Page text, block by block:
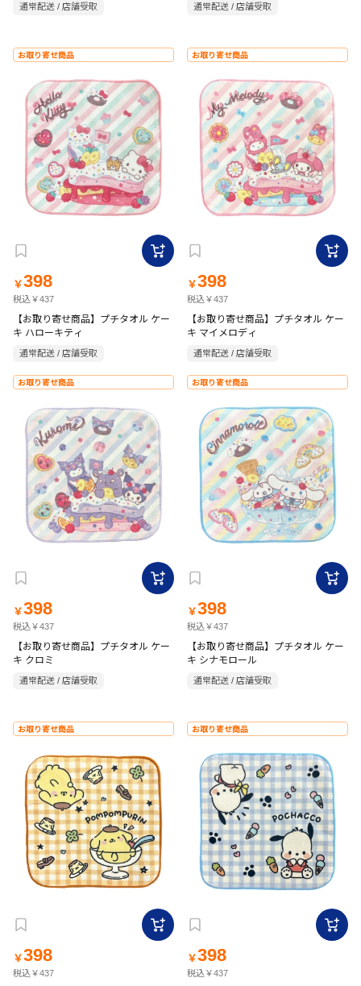
通常配送 / 店舗受取 通常配送 / 店舗受取
お取り寄せ商品
￥398
税込￥437
【お取り寄せ商品】プチタオル ケー
キ ハローキティ
通常配送 / 店舗受取
お取り寄せ商品
￥398
税込￥437
【お取り寄せ商品】プチタオル ケー
キ マイメロディ
通常配送 / 店舗受取
お取り寄せ商品
￥398
税込￥437
【お取り寄せ商品】プチタオル ケー
キ クロミ
通常配送 / 店舗受取
お取り寄せ商品
￥398
税込￥437
【お取り寄せ商品】プチタオル ケー
キ シナモロール
通常配送 / 店舗受取
お取り寄せ商品
￥398
税込￥437
お取り寄せ商品
￥398
税込￥437